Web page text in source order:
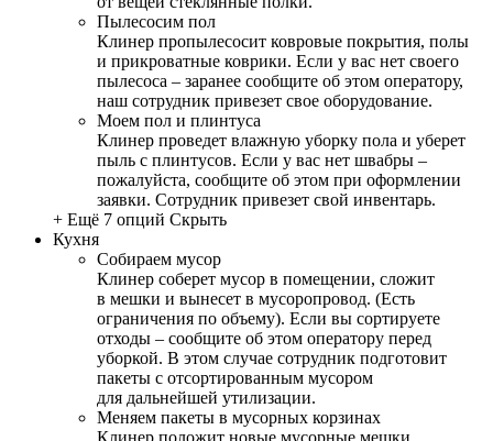
Пылесосим пол
Клинер пропылесосит ковровые покрытия, полы
и прикроватные коврики. Если у вас нет своего
пылесоса – заранее сообщите об этом оператору,
наш сотрудник привезет свое оборудование.
Моем пол и плинтуса
Клинер проведет влажную уборку пола и уберет
пыль с плинтусов. Если у вас нет швабры –
пожалуйста, сообщите об этом при оформлении
заявки. Сотрудник привезет свой инвентарь.
+ Ещё 7 опций Скрыть
Кухня
Собираем мусор
Клинер соберет мусор в помещении, сложит
в мешки и вынесет в мусоропровод. (Есть
ограничения по объему). Если вы сортируете
отходы – сообщите об этом оператору перед
уборкой. В этом случае сотрудник подготовит
пакеты с отсортированным мусором
для дальнейшей утилизации.
Меняем пакеты в мусорных корзинах
Клинер положит новые мусорные мешки